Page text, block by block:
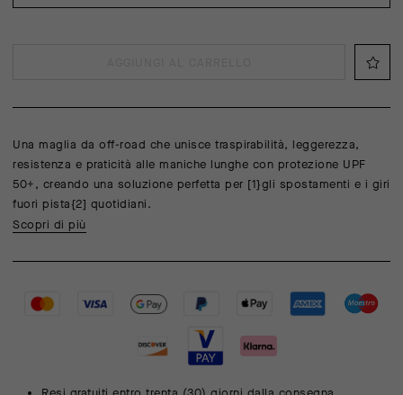
Una maglia da off-road che unisce traspirabilità, leggerezza,
resistenza e praticità alle maniche lunghe con protezione UPF
50+, creando una soluzione perfetta per [1}gli spostamenti e i giri
fuori pista{2] quotidiani.
Scopri di più